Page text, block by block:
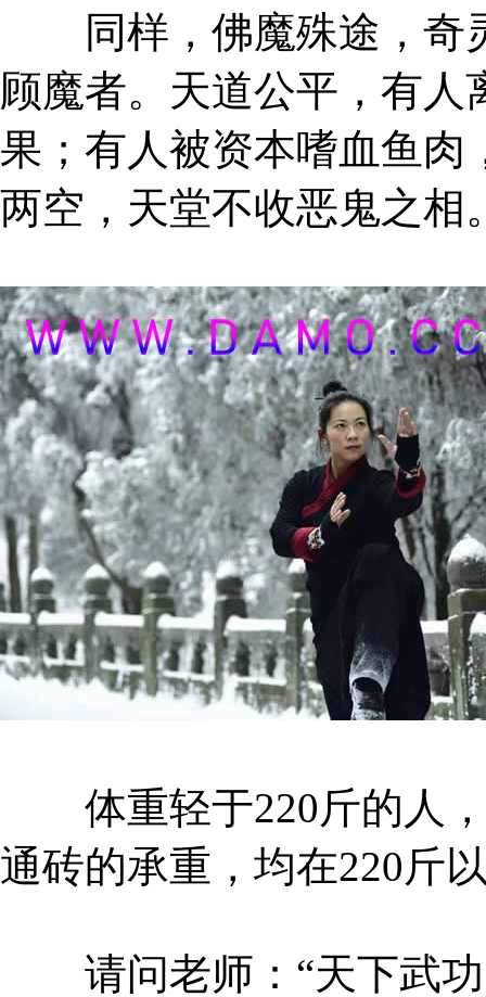
同样，佛魔殊途，奇
顾魔者。天道公平，有
果；有人被资本嗜血鱼肉
两空，天堂不收恶鬼之相
体重轻于220斤的人，
通砖的承重，均在220斤
请问老师：“天下武功